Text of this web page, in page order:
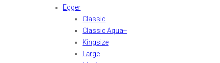
Egger
Classic
Classic Aqua+
Kingsize
Large